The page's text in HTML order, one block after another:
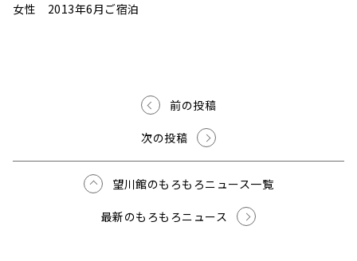
女性 2013年6月ご宿泊
前の投稿
次の投稿
望川館のもろもろニュース一覧
最新のもろもろニュース